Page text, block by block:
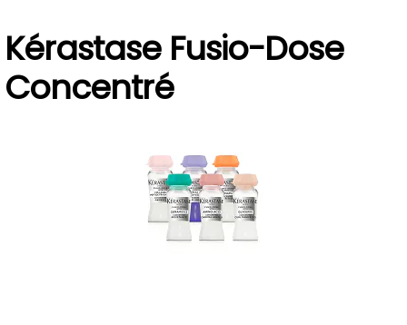
Kérastase Fusio-Dose
Concentré